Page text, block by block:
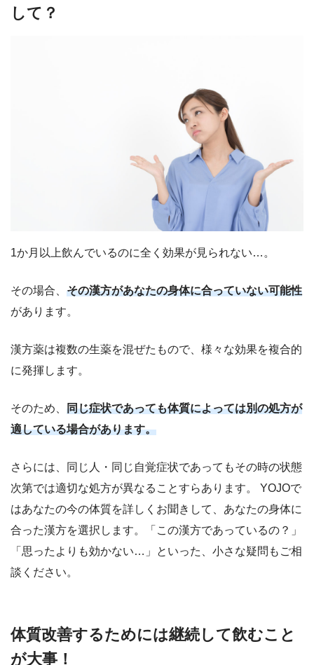
して？
1か月以上飲んでいるのに全く効果が見られない…。
その場合、 その漢方があなたの身体に合っていない可能性
があります。
漢方薬は複数の生薬を混ぜたもので、様々な効果を複合的
に発揮します。
そのため、 同じ症状であっても体質によっては別の処方が
適している場合があります。
さらには、同じ人・同じ自覚症状であってもその時の状態
次第では適切な処方が異なることすらあります。 YOJOで
はあなたの今の体質を詳しくお聞きして、あなたの身体に
合った漢方を選択します。「この漢方であっているの？」
「思ったよりも効かない…」といった、小さな疑問もご相
談ください。
体質改善するためには継続して飲むこと
が大事！